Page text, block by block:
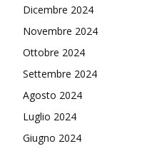
Dicembre 2024
Novembre 2024
Ottobre 2024
Settembre 2024
Agosto 2024
Luglio 2024
Giugno 2024